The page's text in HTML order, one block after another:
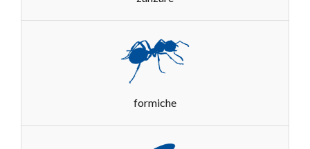
formiche